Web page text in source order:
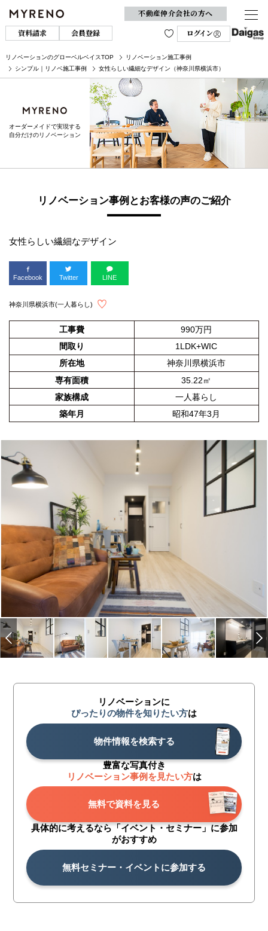
不動産仲介会社の方へ
資料請求
会員登録 ログイン
リノベーションのグローベルベイスTOP
リノベーション施工事例
シンプル｜リノベ施工事例
女性らしい繊細なデザイン（神奈川県横浜市）
オーダーメイドで実現する
自分だけのリノベーション
リノベーション事例とお客様の声のご紹介
女性らしい繊細なデザイン
Facebook Twitter LINE
神奈川県横浜市(一人暮らし)
工事費
990万円
間取り
1LDK+WIC
所在地
神奈川県横浜市
専有面積
35.22㎡
家族構成
一人暮らし
築年月
昭和47年3月
リノベーションに
ぴったりの物件を知りたい方は
物件情報を検索する
豊富な写真付き
リノベーション事例を見たい方は
無料で資料を見る
具体的に考えるなら「イベント・セミナー」に参加
がおすすめ
無料セミナー・イベントに参加する